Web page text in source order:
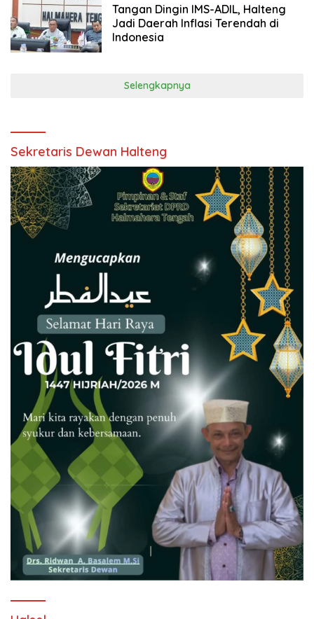
25/11/2025
Tangan Dingin IMS-ADIL, Halteng
Jadi Daerah Inflasi Terendah di
Indonesia
Selengkapnya
Sekretaris Dewan Halteng